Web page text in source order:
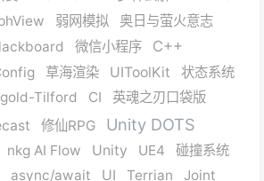
弱网模拟
奥日与萤火意志
微信小程序
C++
草海渲染 UIToolKit
状态系统
Tilford CI
英魂之刃口袋版
修仙RPG Unity DOTS
nkg AI Flow Unity UE4
碰撞系统
async/await UI Terrian
Joint